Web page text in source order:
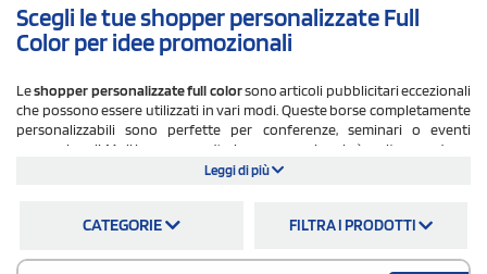
Scegli le tue shopper personalizzate Full
Color per idee promozionali
Leshopper personalizzate full colorsono articoli pubblicitari eccezionali
che possono essere utilizzati in vari modi. Queste borse completamente
personalizzabili sono perfette per conferenze, seminari o eventi
promozionali. Ma il loro campo d'azione promozionale è molto grande.
StampaSi puoi optare per la full print sulle due facciate. La tua agenzia di
shopper tnt con l'immagine iconica della meta vacanziera prescelta.
Leggi di più
CATEGORIE FILTRA I PRODOTTI